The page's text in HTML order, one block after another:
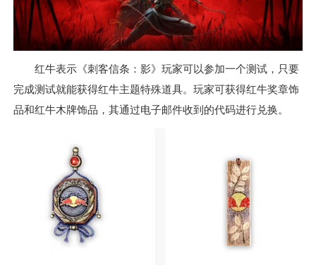
红牛表示《刺客信条：影》玩家可以参加一个测试，只要
完成测试就能获得红牛主题特殊道具。玩家可获得红牛奖章饰
品和红牛木牌饰品，其通过电子邮件收到的代码进行兑换。